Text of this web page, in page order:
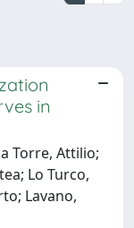
in
Torre, Attilio;
Lo Turco,
Lavano,